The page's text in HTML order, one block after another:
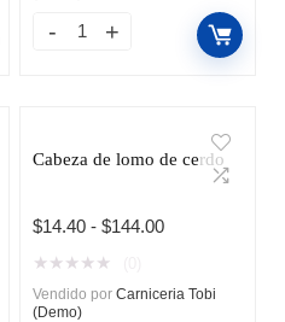
Cabeza de lomo de cerdo
$14.40 - $144.00Rango
desde
★ ★ ★ ★ ★
Vendido por Carniceria Tobi
(Demo)